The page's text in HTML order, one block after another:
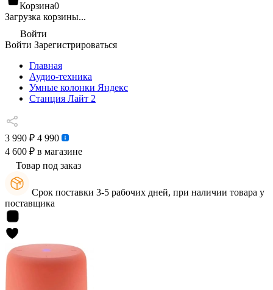
Корзина0
Загрузка корзины...
Войти
Войти Зарегистрироваться
Главная
Аудио-техника
Умные колонки Яндекс
Станция Лайт 2
3 990 ₽ 4 990
4 600 ₽ в магазине
Товар под заказ
Срок поставки 3-5 рабочих дней, при наличии товара у
поставщика